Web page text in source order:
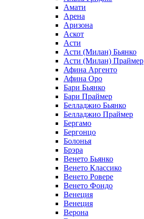
Амати
Арена
Аризона
Аскот
Асти
Асти (Милан) Бьянко
Асти (Милан) Праймер
Афина Аргенто
Афина Оро
Бари Бьянко
Бари Праймер
Белладжио Бьянко
Белладжио Праймер
Бергамо
Бергонцо
Болонья
Брэра
Венето Бьянко
Венето Классико
Венето Ровере
Венето Фондо
Венеция
Венеция
Верона